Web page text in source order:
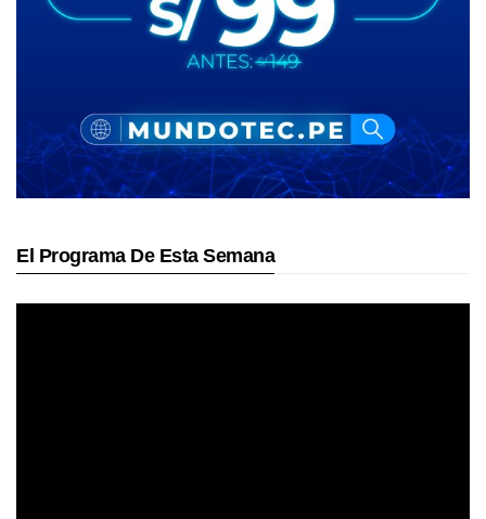
El Programa De Esta Semana